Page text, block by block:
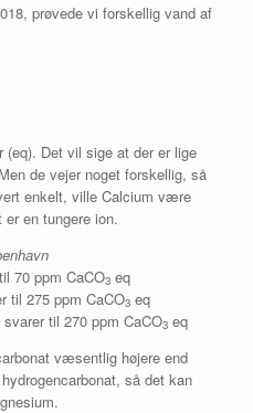
prøvede vi forskellig vand af
Det vil sige at der er lige
de vejer noget forskellig, så
enkelt, ville Calcium være
en tungere ion.
70 ppm CaCO3 eq
275 ppm CaCO3 eq
til 270 ppm CaCO3 eq
væsentlig højere end
så det kan